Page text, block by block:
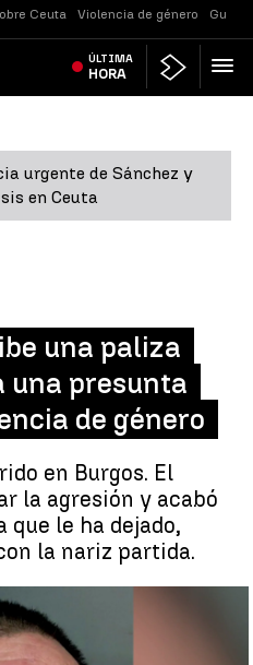
Ceuta Violencia de género
ÚLTIMA
HORA
urgente de Sánchez y
en Ceuta
una paliza
una presunta
de género
en Burgos. El
la agresión y acabó
que le ha dejado,
la nariz partida.
a la víctima |